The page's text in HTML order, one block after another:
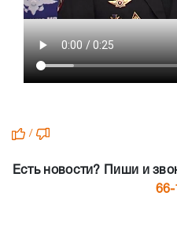
/
Есть новости? Пиши и
66-